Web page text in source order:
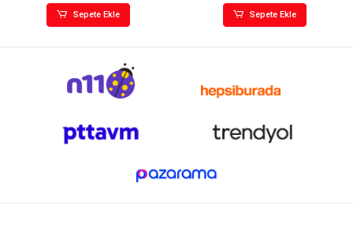
Sepete Ekle Sepete Ekle